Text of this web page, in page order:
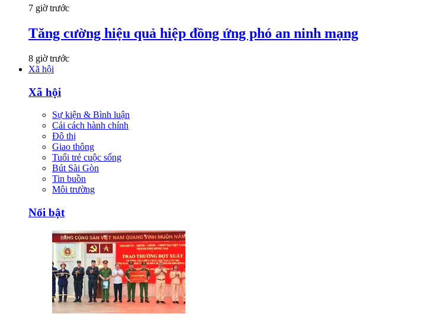
7 giờ trước
Tăng cường hiệu quả hiệp đồng ứng phó an ninh mạng
8 giờ trước
Xã hội
Xã hội
Sự kiện & Bình luận
Cải cách hành chính
Đô thị
Giao thông
Tuổi trẻ cuộc sống
Bút Sài Gòn
Tin buồn
Môi trường
Nổi bật